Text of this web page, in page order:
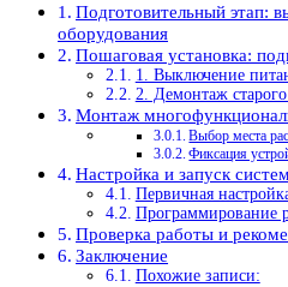
Подготовительный этап:
оборудования
Пошаговая установка:
1. Выключение
2. Демонтаж
Монтаж
Выбор места
Фиксация
Настройка и запуск
Первичная
Программирование
Проверка работы и
Заключение
Похожие записи: